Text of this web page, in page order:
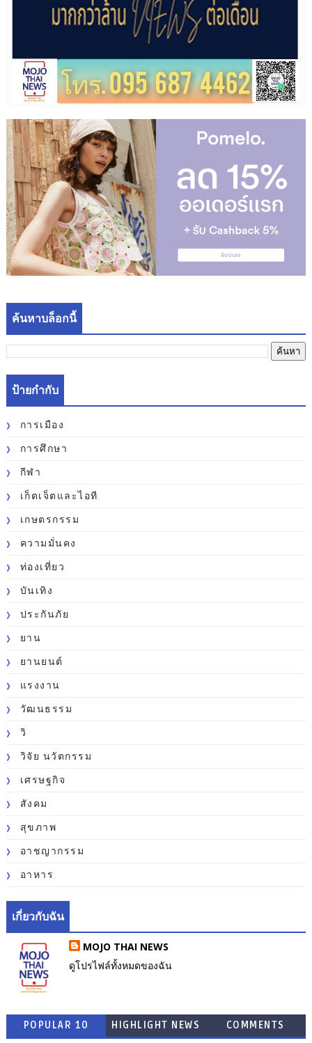
ค้นหาบล็อกนี้
ป้ายกำกับ
การเมือง
การศึกษา
กีฬา
เก็ตเจ็ตและไอที
เกษตรกรรม
ความมั่นคง
ท่องเที่ยว
บันเทิง
ประกันภัย
ยาน
ยานยนต์
แรงงาน
วัฒนธรรม
วิ
วิจัย นวัตกรรม
เศรษฐกิจ
สังคม
สุขภาพ
อาชญากรรม
อาหาร
เกี่ยวกับฉัน
MOJO THAI NEWS
ดูโปรไฟล์ทั้งหมดของฉัน
POPULAR 10 HIGHLIGHT NEWS COMMENTS